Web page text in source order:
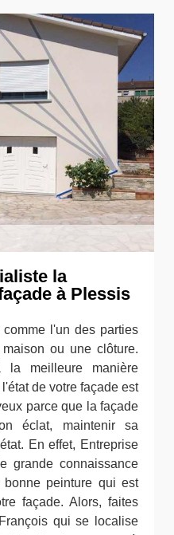
la
à Plessis
l'un des parties
ou une clôture.
meilleure manière
de votre façade est
parce que la façade
éclat, maintenir sa
En effet, Entreprise
grande connaissance
peinture qui est
façade. Alors, faites
qui se localise